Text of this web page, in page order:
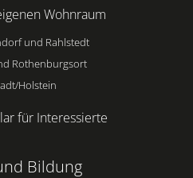
Wohnraum
und Rahlstedt
Rothenburgsort
Holstein
für Interessierte
Bildung